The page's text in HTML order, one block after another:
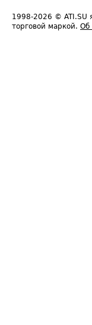
1998-2026 © ATI.SU
торговой маркой. Об